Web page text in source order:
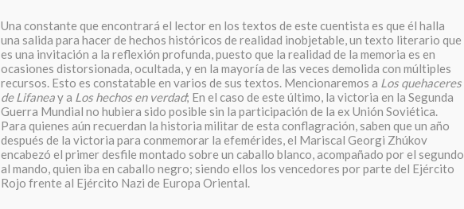
Una constante que encontrará el lector en los textos de este cuentista es que él halla
una salida para hacer de hechos históricos de realidad inobjetable, un texto literario que
es una invitación a la reflexión profunda, puesto que la realidad de la memoria es en
ocasiones distorsionada, ocultada, y en la mayoría de las veces demolida con múltiples
recursos. Esto es constatable en varios de sus textos. Mencionaremos a Los quehaceres
de Lifaneay a Los hechos en verdad; En el caso de este último, la victoria en la Segunda
Guerra Mundial no hubiera sido posible sin la participación de la ex Unión Soviética.
Para quienes aún recuerdan la historia militar de esta conflagración, saben que un año
después de la victoria para conmemorar la efemérides, el Mariscal Georgi Zhúkov
encabezó el primer desfile montado sobre un caballo blanco, acompañado por el segundo
al mando, quien iba en caballo negro; siendo ellos los vencedores por parte del Ejército
Rojo frente al Ejército Nazi de Europa Oriental.